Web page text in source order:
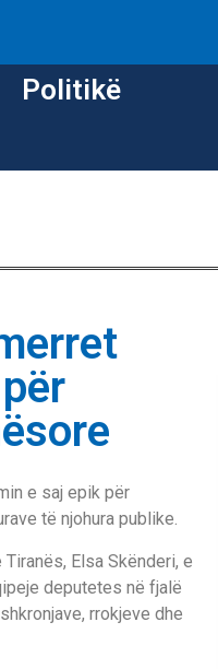
Politikë
e saj epik për
të njohura publike.
Elsa Skënderi, e
deputetes në fjalë
rrokjeve dhe